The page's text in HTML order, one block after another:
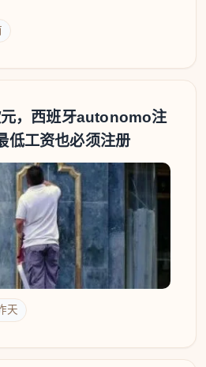
，西班牙autonomo注
低工资也必须注册
天